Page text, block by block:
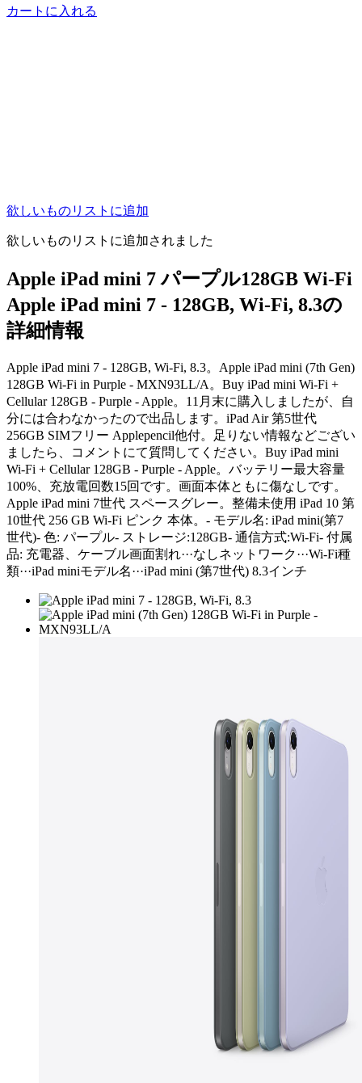
カートに入れる
欲しいものリストに追加
欲しいものリストに追加されました
Apple iPad mini 7 パープル128GB Wi-Fi
Apple iPad mini 7 - 128GB, Wi-Fi, 8.3の
詳細情報
Apple iPad mini 7 - 128GB, Wi-Fi, 8.3。Apple iPad mini (7th Gen)
128GB Wi-Fi in Purple - MXN93LL/A。Buy iPad mini Wi‑Fi +
Cellular 128GB - Purple - Apple。11月末に購入しましたが、自
分には合わなかったので出品します。iPad Air 第5世代
256GB SIMフリー Applepencil他付。足りない情報などござい
ましたら、コメントにて質問してください。Buy iPad mini
Wi‑Fi + Cellular 128GB - Purple - Apple。バッテリー最大容量
100%、充放電回数15回です。画面本体ともに傷なしです。
Apple iPad mini 7世代 スペースグレー。整備未使用 iPad 10 第
10世代 256 GB Wi-Fi ピンク 本体。- モデル名: iPad mini(第7
世代)- 色: パープル- ストレージ:128GB- 通信方式:Wi-Fi- 付属
品: 充電器、ケーブル画面割れ···なしネットワーク···Wi-Fi種
類···iPad miniモデル名···iPad mini (第7世代) 8.3インチ